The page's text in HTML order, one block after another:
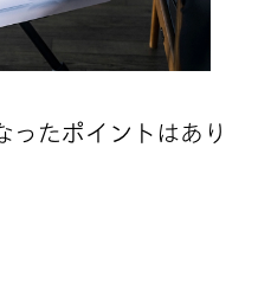
たポイントはあり